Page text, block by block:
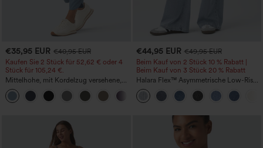
€35,95 EUR €40,95 EUR
Kaufen Sie 2 Stück für 52,62 € oder 4
Stück für 105,24 €.
Mittelhohe, mit Kordelzug versehene,
schnelltrocknende Golfhose mit schmal
zulaufendem Schnitt, abgerundetem
Saum und Taschen – UPF 40+
+2
€44,95 EUR €49,95 EUR
Beim Kauf von 2 Stück 10 % Rabatt |
Beim Kauf von 3 Stück 20 % Rabatt
Halara Flex™ Asymmetrische Low-Rise-
Jeans mit Reißverschlusstaschen,
Baggy-Stil, weitem Bein, gewaschen,
lässig